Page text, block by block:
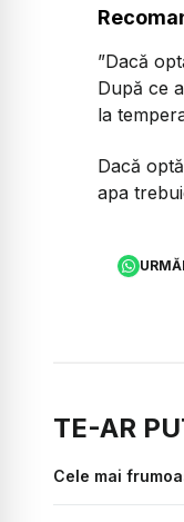
”Dacă
După ce
la
Dacă
apa
TE-AR
Cele mai